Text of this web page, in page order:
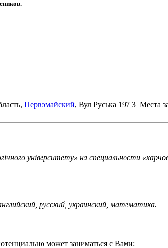
Первомайский, Вул Руська 197 З Места
університету» на специальности
русский, украинский, математика.
может заниматься с Вами: